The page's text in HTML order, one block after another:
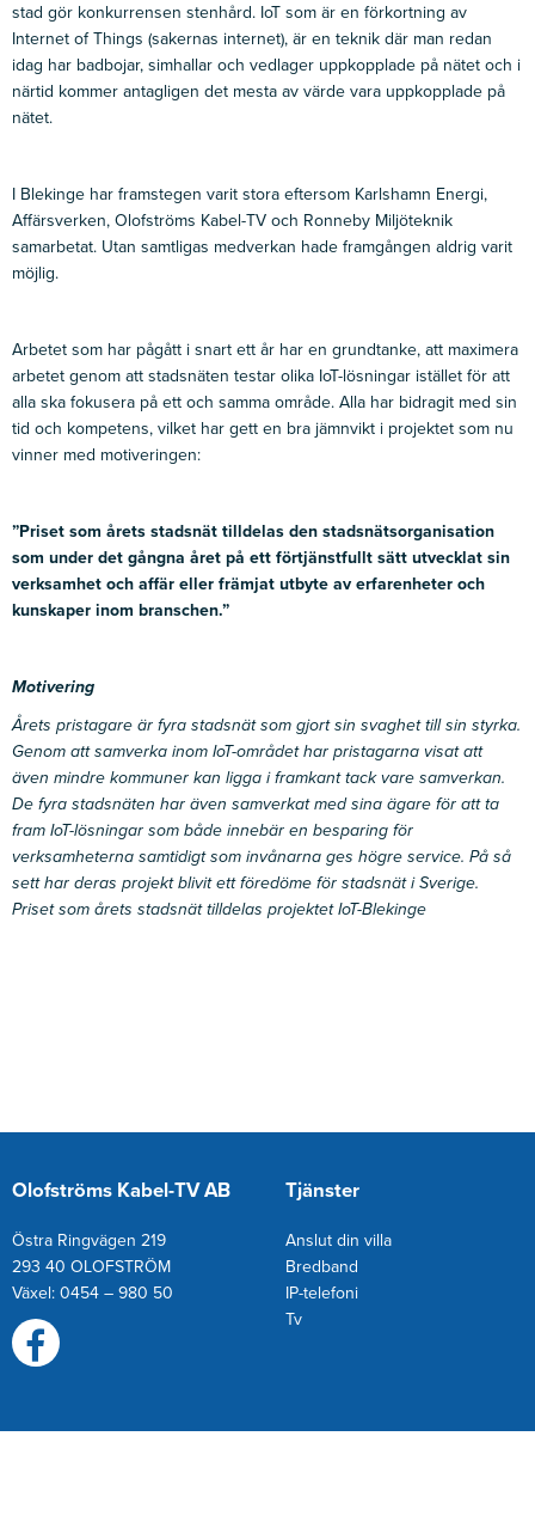
stad gör konkurrensen stenhård. IoT som är en förkortning av
Internet of Things (sakernas internet), är en teknik där man redan
idag har badbojar, simhallar och vedlager uppkopplade på nätet och i
närtid kommer antagligen det mesta av värde vara uppkopplade på
nätet.
I Blekinge har framstegen varit stora eftersom Karlshamn Energi,
Affärsverken, Olofströms Kabel-TV och Ronneby Miljöteknik
samarbetat. Utan samtligas medverkan hade framgången aldrig varit
möjlig.
Arbetet som har pågått i snart ett år har en grundtanke, att maximera
arbetet genom att stadsnäten testar olika IoT-lösningar istället för att
alla ska fokusera på ett och samma område. Alla har bidragit med sin
tid och kompetens, vilket har gett en bra jämnvikt i projektet som nu
vinner med motiveringen:
”Priset som årets stadsnät tilldelas den stadsnätsorganisation
som under det gångna året på ett förtjänstfullt sätt utvecklat sin
verksamhet och affär eller främjat utbyte av erfarenheter och
kunskaper inom branschen.”
Motivering
Årets pristagare är fyra stadsnät som gjort sin svaghet till sin styrka.
Genom att samverka inom IoT-området har pristagarna visat att
även mindre kommuner kan ligga i framkant tack vare samverkan.
De fyra stadsnäten har även samverkat med sina ägare för att ta
fram IoT-lösningar som både innebär en besparing för
verksamheterna samtidigt som invånarna ges högre service. På så
sett har deras projekt blivit ett föredöme för stadsnät i Sverige.
Priset som årets stadsnät tilldelas projektet IoT-Blekinge
Olofströms Kabel-TV AB
Östra Ringvägen 219
293 40 OLOFSTRÖM
Växel: 0454 – 980 50
Tjänster
Anslut din villa
Bredband
IP-telefoni
Tv